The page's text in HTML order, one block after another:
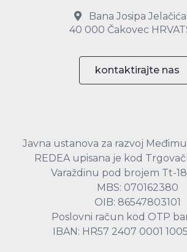
Bana Josipa
40 000 Čakovec
kontaktirajte nas
Javna ustanova za razvoj
REDEA upisana je kod
Varaždinu pod brojem Tt-
MBS: 070162380
OIB: 86547803101
Poslovni račun kod OTP
IBAN: HR57 2407 0001